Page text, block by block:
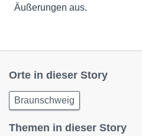
Äußerungen aus.
Orte in dieser Story
Braunschweig
Themen in dieser Story